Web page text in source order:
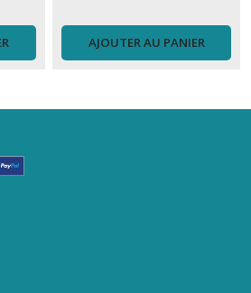
AJOUTER AU PANIER